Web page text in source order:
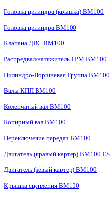
Головка цилиндра (крышка) BM100
Головка цилиндра BM100
Клапана ДВС BM100
Распредвал/натяжитель ГРМ BM100
Цилиндро-Поршневая Группа BM100
Валы КПП BM100
Коленчатый вал BM100
Копирный вал BM100
Переключение передач BM100
Двигатель (правый картер) BM100 ES
Двигатель (левый картер) BM100
Крышка сцепления BM100